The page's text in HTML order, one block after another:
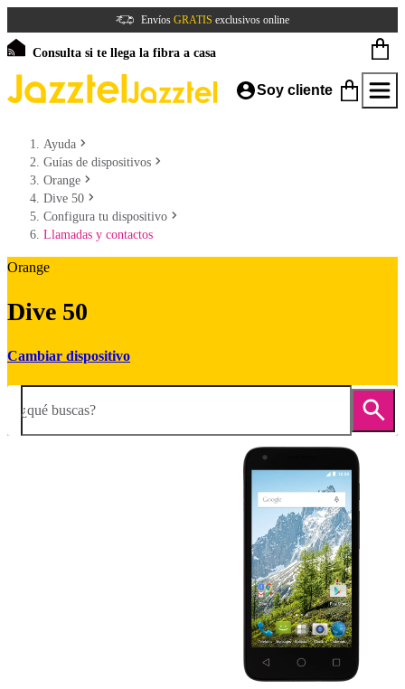
Envíos GRATIS exclusivos online
Consulta si te llega la fibra a casa
Soy cliente
Ayuda
Guías de dispositivos
Orange
Dive 50
Configura tu dispositivo
Llamadas y contactos
Orange
Dive 50
Cambiar dispositivo
¿qué buscas?